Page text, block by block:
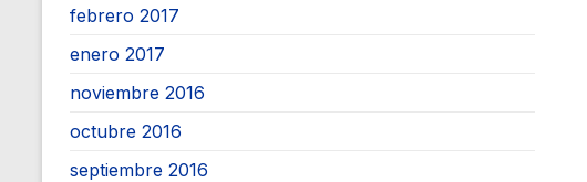
febrero 2017
enero 2017
noviembre 2016
octubre 2016
septiembre 2016